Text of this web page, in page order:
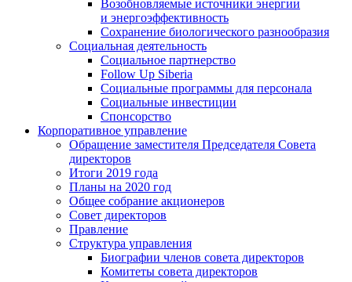
Возобновляемые источники энергии
и энергоэффективность
Сохранение биологического разнообразия
Социальная деятельность
Социальное партнерство
Follow Up Siberia
Социальные программы для персонала
Социальные инвестиции
Спонсорство
Корпоративное управление
Обращение заместителя Председателя Совета
директоров
Итоги 2019 года
Планы на 2020 год
Общее собрание акционеров
Совет директоров
Правление
Структура управления
Биографии членов совета директоров
Комитеты совета директоров